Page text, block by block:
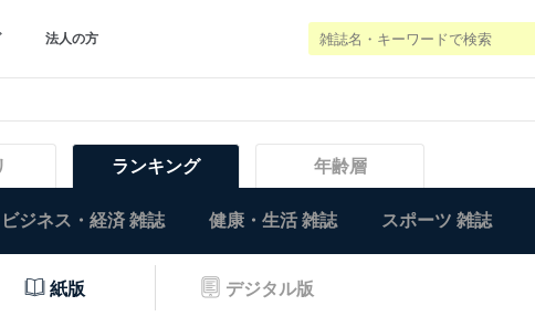
法人の方
ランキング 年齢層
ビジネス・経済 雑誌 健康・生活 雑誌 スポーツ 雑誌
紙版 デジタル版